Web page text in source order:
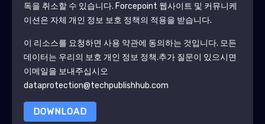
독을 취소할 수 있습니다. Forcepoint 웹사이트 및 커뮤니케
이션은 자체 개인 정보 보호 정책의 적용을 받습니다.
이 리소스를 요청하면 사용 약관에 동의하는 것입니다. 모든
데이터는 우리의 보호 개인 정보 정책.추가 질문이 있으시면
이메일을 보내주십시오
dataprotection@techpublishhub.com
DOWNLOAD